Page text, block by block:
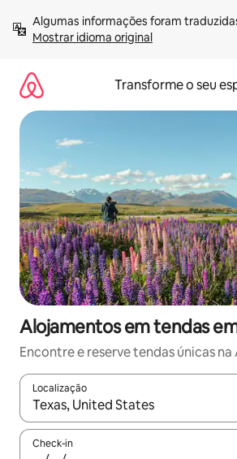
para
Mostrar idioma original
Transforme o seu
Alojamentos em tendas
Encontre e reserve tendas únicas
Localização
Quando os resultados estiverem
Check-in